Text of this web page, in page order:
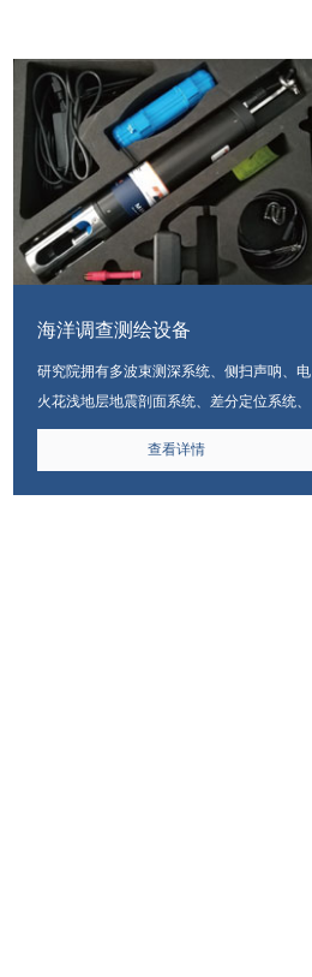
海洋调查测绘设备
研究院拥有多波束测深系统、侧扫声呐、电
火花浅地层地震剖面系统、差分定位系统、
多参数气象站、声学多普勒流速剖面仪
（ADCP）、直读式海流计、工程地质钻
机、柱状采泥器等国内先进的海洋调查测绘
查看详情